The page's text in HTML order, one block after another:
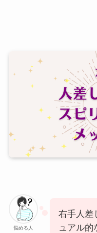
悩める人
右手人差
ュアル